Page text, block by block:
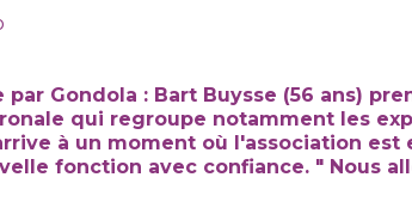
Gondola : Bart Buysse (56 ans)
qui regroupe notamment les
à un moment où l'association est
fonction avec confiance. " Nous